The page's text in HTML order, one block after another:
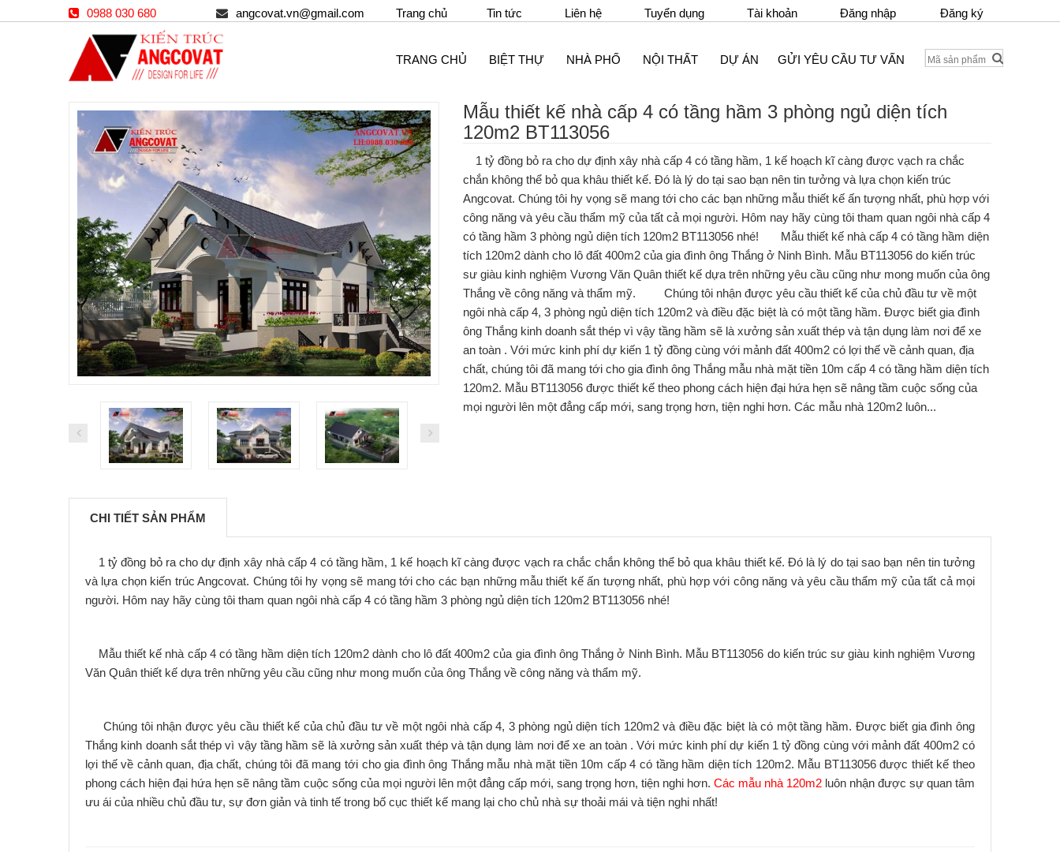
0988 030 680 angcovat.vn@gmail.com Trang chủ Tin tức Liên hệ Tuyển dụng Tài khoản Đăng nhập Đăng ký
TRANG CHỦ BIỆT THỰ NHÀ PHỐ NỘI THẤT DỰ ÁN GỬI YÊU CẦU TƯ VẤN
Mẫu thiết kế nhà cấp 4 có tầng hầm 3 phòng ngủ diện tích
120m2 BT113056
1 tỷ đồng bỏ ra cho dự định xây nhà cấp 4 có tầng hầm, 1 kế hoạch kĩ càng được vạch ra chắc
chắn không thể bỏ qua khâu thiết kế. Đó là lý do tại sao bạn nên tin tưởng và lựa chọn kiến trúc
Angcovat. Chúng tôi hy vọng sẽ mang tới cho các bạn những mẫu thiết kế ấn tượng nhất, phù hợp với
công năng và yêu cầu thẩm mỹ của tất cả mọi người. Hôm nay hãy cùng tôi tham quan ngôi nhà cấp 4
có tầng hầm 3 phòng ngủ diện tích 120m2 BT113056 nhé! Mẫu thiết kế nhà cấp 4 có tầng hầm diện
tích 120m2 dành cho lô đất 400m2 của gia đình ông Thắng ở Ninh Bình. Mẫu BT113056 do kiến trúc
sư giàu kinh nghiệm Vương Văn Quân thiết kế dựa trên những yêu cầu cũng như mong muốn của ông
Thắng về công năng và thẩm mỹ. Chúng tôi nhận được yêu cầu thiết kế của chủ đầu tư về một
ngôi nhà cấp 4, 3 phòng ngủ diện tích 120m2 và điều đặc biệt là có một tầng hầm. Được biết gia đình
ông Thắng kinh doanh sắt thép vì vậy tầng hầm sẽ là xưởng sản xuất thép và tận dụng làm nơi để xe
an toàn . Với mức kinh phí dự kiến 1 tỷ đồng cùng với mảnh đất 400m2 có lợi thế về cảnh quan, địa
chất, chúng tôi đã mang tới cho gia đình ông Thắng mẫu nhà mặt tiền 10m cấp 4 có tầng hầm diện tích
120m2. Mẫu BT113056 được thiết kế theo phong cách hiện đại hứa hẹn sẽ nâng tầm cuộc sống của
mọi người lên một đẳng cấp mới, sang trọng hơn, tiện nghi hơn. Các mẫu nhà 120m2 luôn...
CHI TIẾT SẢN PHẨM
1 tỷ đồng bỏ ra cho dự định xây nhà cấp 4 có tầng hầm, 1 kế hoạch kĩ càng được vạch ra chắc chắn không thể bỏ qua khâu thiết kế. Đó là lý do tại sao bạn nên tin tưởng
và lựa chọn kiến trúc Angcovat. Chúng tôi hy vọng sẽ mang tới cho các bạn những mẫu thiết kế ấn tượng nhất, phù hợp với công năng và yêu cầu thẩm mỹ của tất cả mọi
người. Hôm nay hãy cùng tôi tham quan ngôi nhà cấp 4 có tầng hầm 3 phòng ngủ diện tích 120m2 BT113056 nhé!
Mẫu thiết kế nhà cấp 4 có tầng hầm diện tích 120m2 dành cho lô đất 400m2 của gia đình ông Thắng ở Ninh Bình. Mẫu BT113056 do kiến trúc sư giàu kinh nghiệm Vương
Văn Quân thiết kế dựa trên những yêu cầu cũng như mong muốn của ông Thắng về công năng và thẩm mỹ.
Chúng tôi nhận được yêu cầu thiết kế của chủ đầu tư về một ngôi nhà cấp 4, 3 phòng ngủ diện tích 120m2 và điều đặc biệt là có một tầng hầm. Được biết gia đình ông
Thắng kinh doanh sắt thép vì vậy tầng hầm sẽ là xưởng sản xuất thép và tận dụng làm nơi để xe an toàn . Với mức kinh phí dự kiến 1 tỷ đồng cùng với mảnh đất 400m2 có
lợi thế về cảnh quan, địa chất, chúng tôi đã mang tới cho gia đình ông Thắng mẫu nhà mặt tiền 10m cấp 4 có tầng hầm diện tích 120m2. Mẫu BT113056 được thiết kế theo
phong cách hiện đại hứa hẹn sẽ nâng tầm cuộc sống của mọi người lên một đẳng cấp mới, sang trọng hơn, tiện nghi hơn. Các mẫu nhà 120m2 luôn nhận được sự quan tâm
ưu ái của nhiều chủ đầu tư, sự đơn giản và tinh tế trong bố cục thiết kế mang lại cho chủ nhà sự thoải mái và tiện nghi nhất!